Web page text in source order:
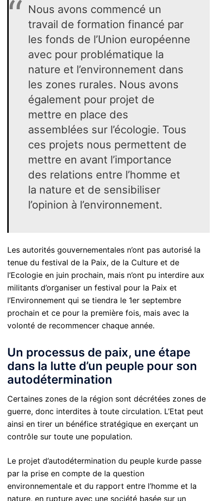
Nous avons commencé un
travail de formation financé par
les fonds de l’Union européenne
avec pour problématique la
nature et l’environnement dans
les zones rurales. Nous avons
également pour projet de
mettre en place des
assemblées sur l’écologie. Tous
ces projets nous permettent de
mettre en avant l’importance
des relations entre l’homme et
la nature et de sensibiliser
l’opinion à l’environnement.
Les autorités gouvernementales n’ont pas autorisé la
tenue du festival de la Paix, de la Culture et de
l’Ecologie en juin prochain, mais n’ont pu interdire aux
militants d’organiser un festival pour la Paix et
l’Environnement qui se tiendra le 1er septembre
prochain et ce pour la première fois, mais avec la
volonté de recommencer chaque année.
Un processus de paix, une étape
dans la lutte d’un peuple pour son
autodétermination
Certaines zones de la région sont décrétées zones de
guerre, donc interdites à toute circulation. L’Etat peut
ainsi en tirer un bénéfice stratégique en exerçant un
contrôle sur toute une population.
Le projet d’autodétermination du peuple kurde passe
par la prise en compte de la question
environnementale et du rapport entre l’homme et la
nature, en rupture avec une société basée sur un